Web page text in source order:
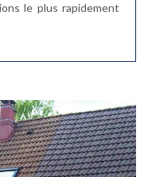
le plus rapidement